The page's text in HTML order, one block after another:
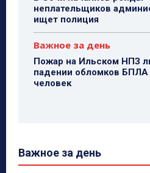
неплательщиков
ищет полиция
Важное за день
Пожар на Ильском НПЗ
падении обломков БПЛА
человек
Важное за день